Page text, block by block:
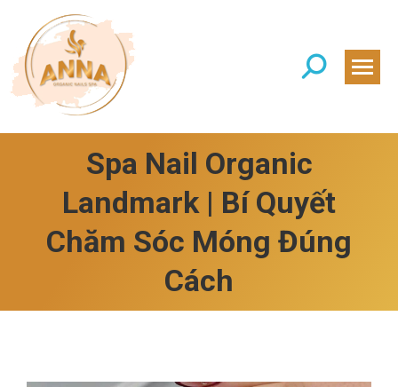
Search:
Spa Nail Organic
Landmark | Bí Quyết
Chăm Sóc Móng Đúng
Cách